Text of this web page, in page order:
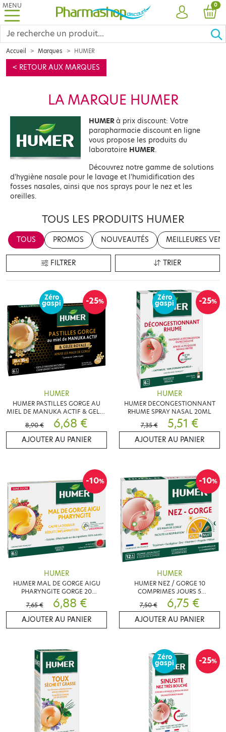
MENU
COMPTE
0
Accueil Marques HUMER
< RETOUR AUX MARQUES
LA MARQUE HUMER
HUMERà prix discount: Votre
parapharmacie discount en ligne
vous propose les produits du
laboratoire HUMER.
Découvrez notre gamme de solutions
d'hygiène nasale pour le lavage et l'humidification des
fosses nasales, ainsi que nos sprays pour le nez et les
oreilles.
TOUS LES PRODUITS HUMER
TOUS PROMOS NOUVEAUTÉS MEILLEURES
FILTRER TRIER
-25%
Zéro
gaspi
HUMER
HUMER PASTILLES GORGE AU
MIEL DE MANUKA ACTIF & GELEE
ROYALE 16 PASTILLES
8,90 € 6,68 €
AJOUTER AU PANIER
-25%
Zéro
gaspi
HUMER
HUMER DECONGESTIONNANT
RHUME SPRAY NASAL 20ML
7,35 €
5,51 €
AJOUTER AU PANIER
-10%
HUMER
HUMER MAL DE GORGE AIGU
PHARYNGITE GORGE 20
PASTILLES
7,65 € 6,88 €
AJOUTER AU PANIER
-10%
HUMER
HUMER NEZ / GORGE 10
COMPRIMES JOURS 5
COMPRIMES NUIT
7,50 € 6,75 €
AJOUTER AU PANIER
-25%
Zéro
gaspi